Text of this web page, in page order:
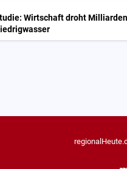
Wirtschaft droht